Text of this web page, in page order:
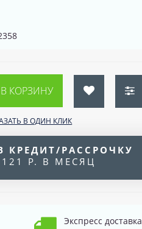
КОРЗИНУ
В ОДИН КЛИК
КРЕДИТ/РАССРОЧКУ
Р. В МЕСЯЦ
Экспресс доставка